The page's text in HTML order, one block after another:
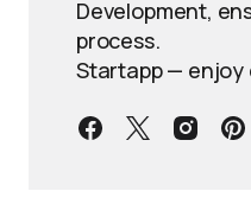
Development,
process.
Startapp — enjoy